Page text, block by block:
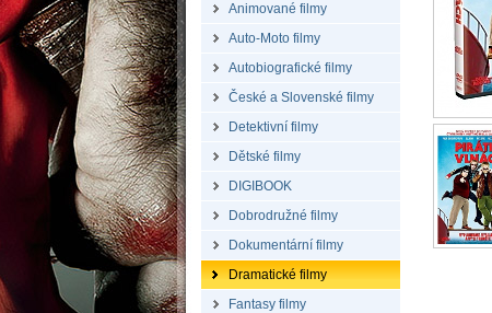
Animované filmy
Auto-Moto filmy
Autobiografické filmy
České a Slovenské filmy
Detektivní filmy
Dětské filmy
DIGIBOOK
Dobrodružné filmy
Dokumentární filmy
Dramatické filmy
Fantasy filmy